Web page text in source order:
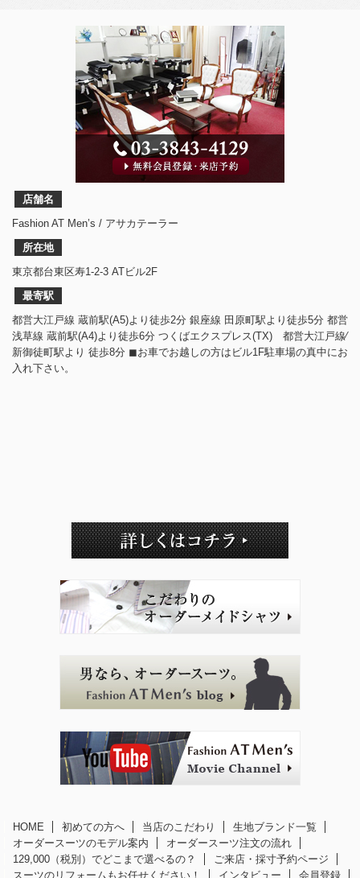
店舗名
Fashion AT Men’s / アサカテーラー
所在地
東京都台東区寿1-2-3 ATビル2F
最寄駅
都営大江戸線 蔵前駅(A5)より徒歩2分 銀座線 田原町駅より徒歩5分 都営
浅草線 蔵前駅(A4)より徒歩6分 つくばエクスプレス(TX) 都営大江戸線⁄
新御徒町駅より 徒歩8分 ◼︎お車でお越しの方はビル1F駐車場の真中にお
入れ下さい。
HOME 初めての方へ 当店のこだわり
生地ブランド一覧
オーダースーツのモデル案内
オーダースーツ注文の流れ
129,000（税別）でどこまで選べるの？
ご来店・採寸予約ページ
スーツのリフォームもお任せください！
インタビュー 会員登録